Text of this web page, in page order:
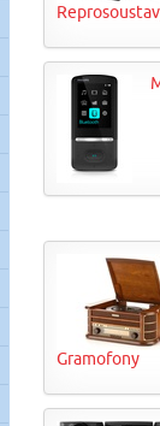
Gramofony